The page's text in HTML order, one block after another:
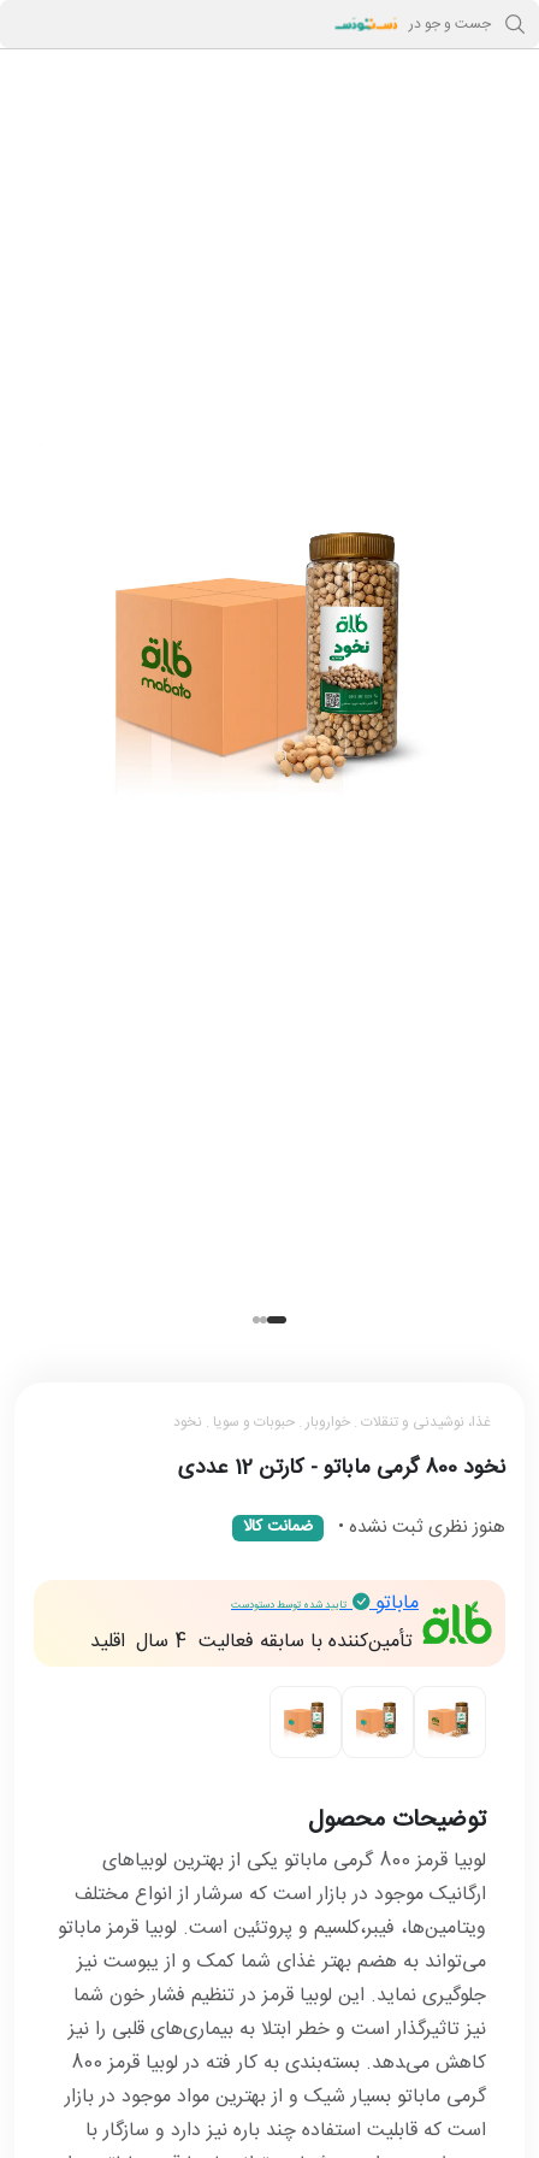
جست و جو در
غذا، نوشیدنی و تنقلات . خواروبار . حبوبات و سویا . نخود
نخود 800 گرمی ماباتو - کارتن 12 عددی
هنوز نظری ثبت نشده • ضمانت کالا
ماباتو تایید شده توسط دستودست
تأمین‌کننده با سابقه فعالیت 4 سال اقليد
توضیحات محصول
لوبیا قرمز 800 گرمی ماباتو یکی از بهترین لوبیا‌های
ارگانیک موجود در بازار است که سرشار از انواع مختلف
ویتامین‌ها، فیبر،کلسیم و پروتئین است. لوبیا قرمز ماباتو
می‌تواند به هضم بهتر غذای شما کمک و از یبوست نیز
جلوگیری نماید. این لوبیا قرمز در تنظیم فشار خون شما
نیز تاثیرگذار است و خطر ابتلا به بیماری‌های قلبی را نیز
کاهش می‌‍دهد. بسته‌بندی به کار فته در لوبیا قرمز 800
گرمی ماباتو بسیار شیک و از بهترین مواد موجود در بازار
است که قابلیت استفاده چند باره نیز دارد و سازگار با